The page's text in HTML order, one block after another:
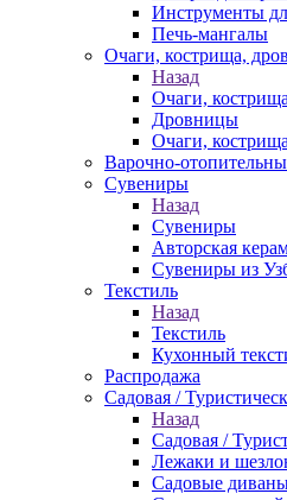
Инструменты
Печь-мангалы
Очаги, кострища,
Назад
Очаги,
Дровницы
Очаги, кострища
Варочно-
Сувениры
Назад
Сувениры
Авторская
Сувениры из
Текстиль
Назад
Текстиль
Кухонный
Распродажа
Садовая /
Назад
Садовая /
Лежаки и
Садовые